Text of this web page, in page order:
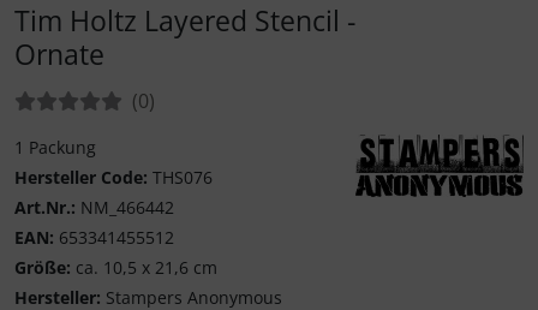
Springe zu den allgemeinen Informationen
Tim Holtz Layered Stencil -
Ornate
Bewertungen:(0Bewertungen
)
1 Packung
Hersteller Code: THS076
Art.Nr.: NM_466442
EAN: 653341455512
Größe: ca. 10,5 x 21,6 cm
Hersteller: Stampers Anonymous